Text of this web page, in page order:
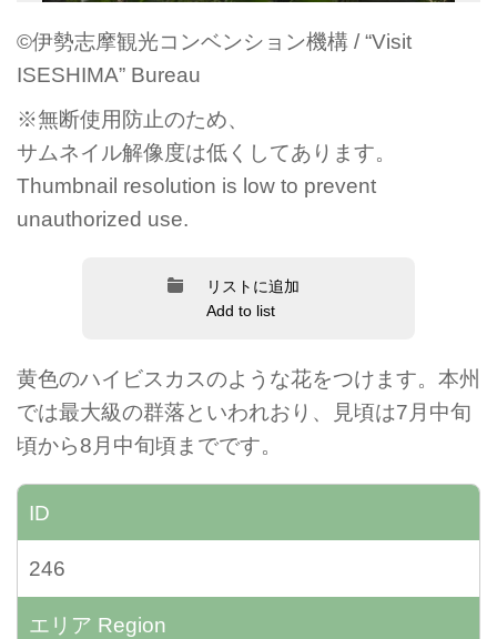
©伊勢志摩観光コンベンション機構 / “Visit
ISESHIMA” Bureau
※無断使用防止のため、
サムネイル解像度は低くしてあります。
Thumbnail resolution is low to prevent
unauthorized use.
リストに追加
Add to list
黄色のハイビスカスのような花をつけます。本州
では最大級の群落といわれおり、見頃は7月中旬
頃から8月中旬頃までです。
ID
246
エリア Region